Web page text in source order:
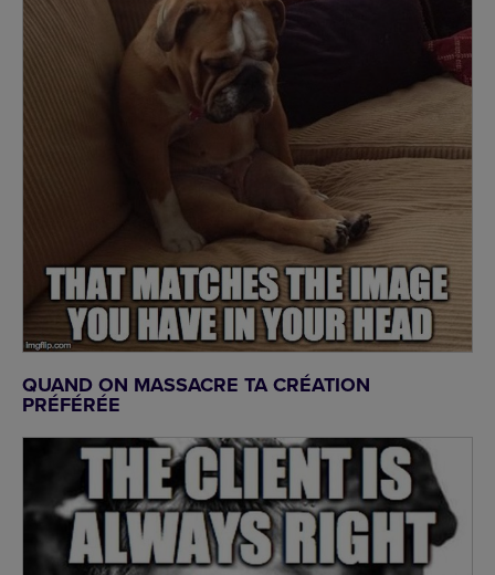
QUAND ON MASSACRE TA CRÉATION
PRÉFÉRÉE